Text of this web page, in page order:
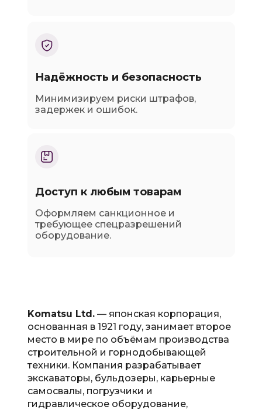
Надёжность и безопасность
Минимизируем риски штрафов,
задержек и ошибок.
Доступ к любым товарам
Оформляем санкционное и
требующее спецразрешений
оборудование.
Komatsu Ltd.— японская корпорация,
основанная в 1921 году, занимает второе
место в мире по объёмам производства
строительной и горнодобывающей
техники. Компания разрабатывает
экскаваторы, бульдозеры, карьерные
самосвалы, погрузчики и
гидравлическое оборудование,